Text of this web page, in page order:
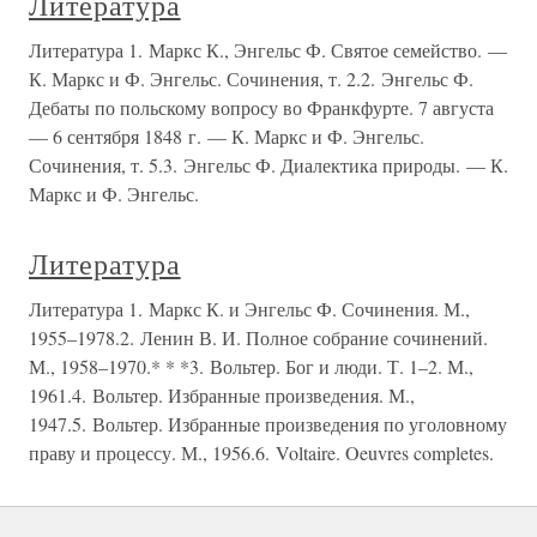
Литература 1. Маркс К., Энгельс Ф. Святое семейство. —
К. Маркс и Ф. Энгельс. Сочинения, т. 2.2. Энгельс Ф.
Дебаты по польскому вопросу во Франкфурте. 7 августа
— 6 сентября 1848 г. — К. Маркс и Ф. Энгельс.
Сочинения, т. 5.3. Энгельс Ф. Диалектика природы. — К.
Маркс и Ф. Энгельс.
Литература
Литература 1. Маркс К. и Энгельс Ф. Сочинения. М.,
1955–1978.2. Ленин В. И. Полное собрание сочинений.
М., 1958–1970.* * *3. Вольтер. Бог и люди. Т. 1–2. М.,
1961.4. Вольтер. Избранные произведения. М.,
1947.5. Вольтер. Избранные произведения по уголовному
праву и процессу. М., 1956.6. Voltaire. Oeuvres completes.